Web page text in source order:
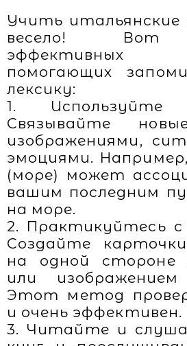
Учить итальянские
весело! Вот
эффективных
помогающих
лексику:
1. Используйте
Связывайте
изображениями,
эмоциями.
(море) может
вашим последним
на море.
2. Практикуйтесь
Создайте
на одной стороне
или
Этот метод
и очень эффективен.
3. Читайте и